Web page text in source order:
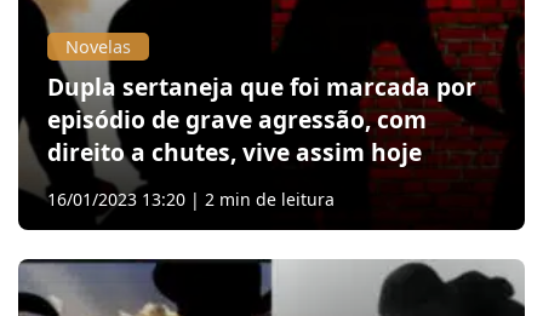
Novelas
Dupla sertaneja que foi marcada por
episódio de grave agressão, com
direito a chutes, vive assim hoje
16/01/2023 13:20 | 2 min de leitura